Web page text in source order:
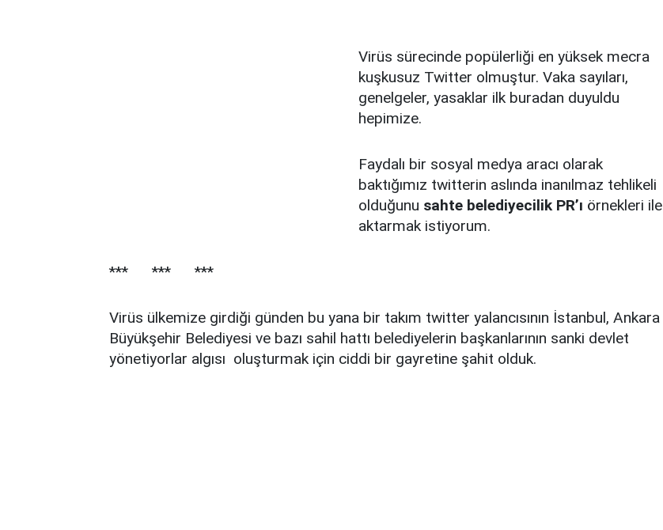
Virüs sürecinde popülerliği en yüksek mecra
kuşkusuz Twitter olmuştur. Vaka sayıları,
genelgeler, yasaklar ilk buradan duyuldu
hepimize.
Faydalı bir sosyal medya aracı olarak
baktığımız twitterin aslında inanılmaz tehlikeli
olduğunu sahte belediyecilik PR’ı örnekleri ile
aktarmak istiyorum.
*** *** ***
Virüs ülkemize girdiği günden bu yana bir takım twitter yalancısının İstanbul, Ankara
Büyükşehir Belediyesi ve bazı sahil hattı belediyelerin başkanlarının sanki devlet
yönetiyorlar algısı oluşturmak için ciddi bir gayretine şahit olduk.